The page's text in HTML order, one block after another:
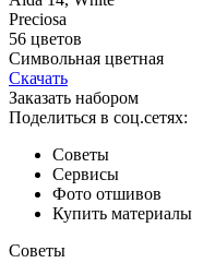
Preciosa
56 цветов
Символьная цветная
Скачать
Заказать набором
Поделиться в соц.сетях:
Советы
Сервисы
Фото отшивов
Купить материалы
Советы